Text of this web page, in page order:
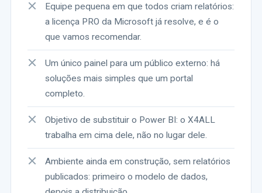
Equipe pequena em que todos criam relatórios:
a licença PRO da Microsoft já resolve, e é o
que vamos recomendar.
Um único painel para um público externo: há
soluções mais simples que um portal
completo.
Objetivo de substituir o Power BI: o X4ALL
trabalha em cima dele, não no lugar dele.
Ambiente ainda em construção, sem relatórios
publicados: primeiro o modelo de dados,